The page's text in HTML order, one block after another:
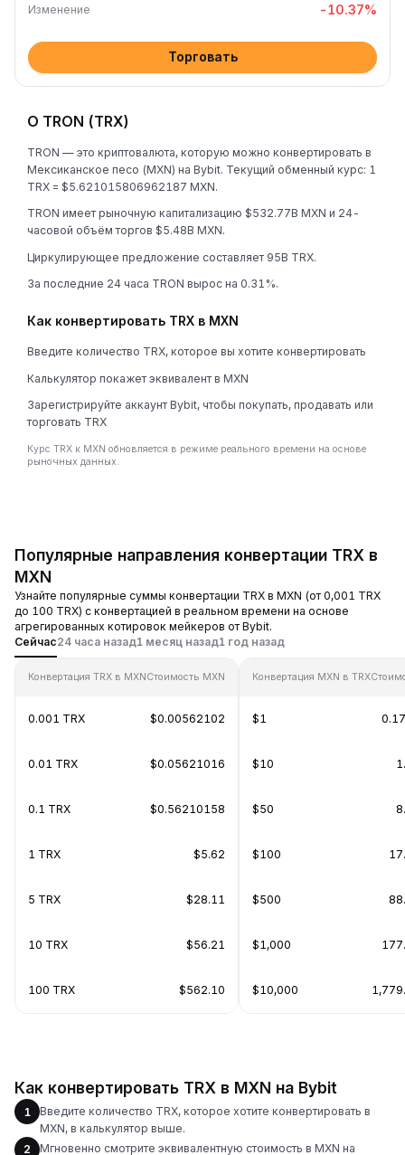
Изменение -10.37%
Торговать
О TRON (TRX)
TRON — это криптовалюта, которую можно конвертировать в
Мексиканское песо (MXN) на Bybit. Текущий обменный курс: 1
TRX = $5.621015806962187 MXN.
TRON имеет рыночную капитализацию $532.77B MXN и 24-
часовой объём торгов $5.48B MXN.
Циркулирующее предложение составляет 95B TRX.
За последние 24 часа TRON вырос на 0.31%.
Как конвертировать TRX в MXN
Введите количество TRX, которое вы хотите конвертировать
Калькулятор покажет эквивалент в MXN
Зарегистрируйте аккаунт Bybit, чтобы покупать, продавать или
торговать TRX
Курс TRX к MXN обновляется в режиме реального времени на основе
рыночных данных.
Популярные направления конвертации TRX в
MXN
Узнайте популярные суммы конвертации TRX в MXN (от 0,001 TRX
до 100 TRX) с конвертацией в реальном времени на основе
агрегированных котировок мейкеров от Bybit.
Сейчас24 часа назад1 месяц назад1 год назад
Конвертация TRX в MXNСтоимость MXN
0.001 TRX $0.00562102
0.01 TRX $0.05621016
0.1 TRX $0.56210158
1 TRX $5.62
5 TRX $28.11
10 TRX $56.21
100 TRX $562.10
Конвертация MXN в TRX
$1
$10
$50
$100
$500
$1,000
$10,000
Как конвертировать TRX в MXN на Bybit
1
Введите количество TRX, которое хотите конвертировать в
MXN, в калькулятор выше.
2
Мгновенно смотрите эквивалентную стоимость в MXN на